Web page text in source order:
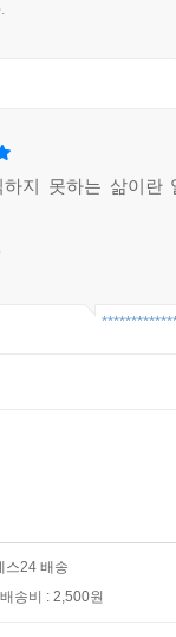
함과 고귀함을 다시
. _서문에서
지 못하는 삶이란
스24 배송
배송비 : 2,500원